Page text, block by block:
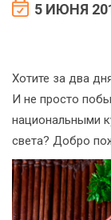
5 ИЮНЯ
Хотите за два
И не просто
национальными
света? Добро